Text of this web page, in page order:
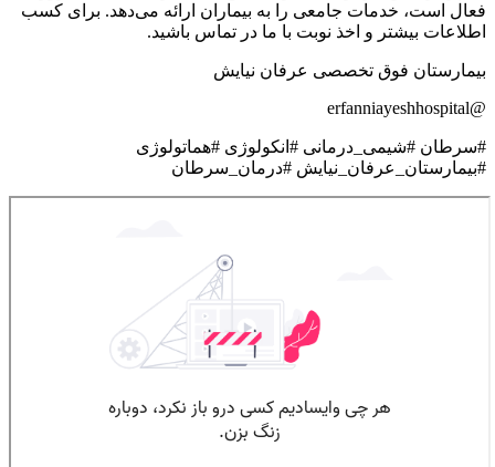
فعال است، خدمات جامعی را به بیماران ارائه می‌دهد. برای کسب
اطلاعات بیشتر و اخذ نوبت با ما در تماس باشید.
بیمارستان فوق تخصصی عرفان نیایش
@erfanniayeshhospital
#سرطان #شیمی_درمانی #انکولوژی #هماتولوژی
#بیمارستان_عرفان_نیایش #درمان_سرطان